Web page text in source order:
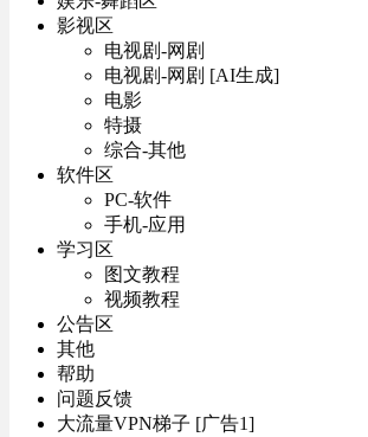
影视区
电视剧-网剧
电视剧-网剧 [AI生成]
电影
特摄
综合-其他
软件区
PC-软件
手机-应用
学习区
图文教程
视频教程
公告区
其他
帮助
问题反馈
大流量VPN梯子 [广告1]